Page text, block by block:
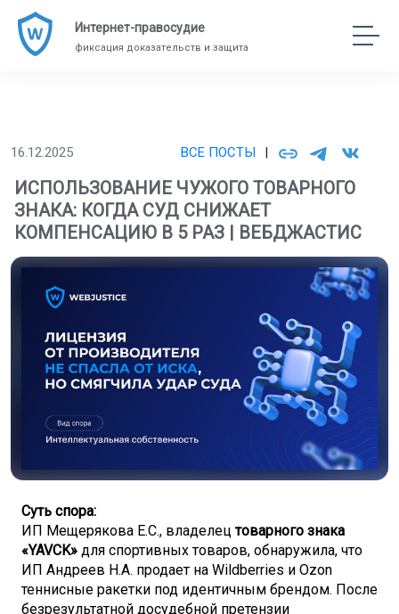
Интернет-правосудие
фиксация доказательств и защита
16.12.2025 ВСЕ ПОСТЫ |
ИСПОЛЬЗОВАНИЕ ЧУЖОГО ТОВАРНОГО
ЗНАКА: КОГДА СУД СНИЖАЕТ
КОМПЕНСАЦИЮ В 5 РАЗ | ВЕБДЖАСТИС
Суть спора:
ИП Мещерякова Е.С., владелецтоварного знака
«YAVCK» для спортивных товаров, обнаружила, что
ИП Андреев Н.А. продает на Wildberries и Ozon
теннисные ракетки под идентичным брендом. После
безрезультатной досудебной претензии